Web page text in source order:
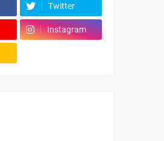
Twitter
Instagram